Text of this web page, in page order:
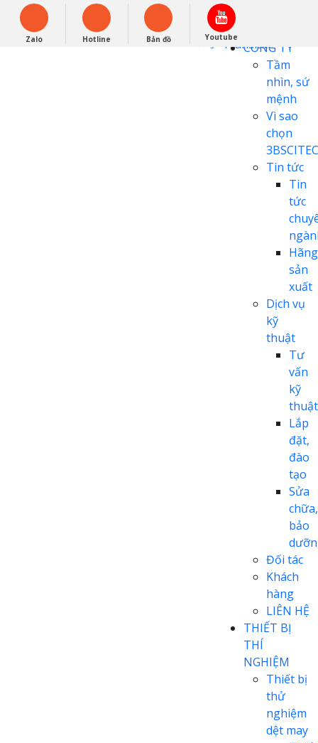
Powered by
Translate
English
0948279988
CÔNG TY
Tầm
nhìn, sứ
mệnh
Vì sao
chọn
Tin tức
Tin
tức
Hãng
sản
xuất
Dịch vụ
kỹ
thuật
Tư
vấn
kỹ
thuật
Lắp
đặt,
đào
tạo
Sửa
chữa,
bảo
Đối tác
Khách
hàng
LIÊN HỆ
THIẾT BỊ
THÍ
NGHIỆM
Thiết bị
thử
nghiệm
dệt may
Zalo Hotline Bản đồ Youtube